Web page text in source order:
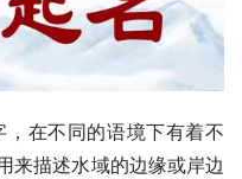
，在不同的语境下有着不
来描述水域的边缘或岸边